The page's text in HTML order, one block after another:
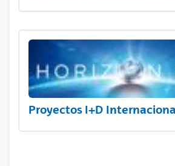
Proyectos I+D